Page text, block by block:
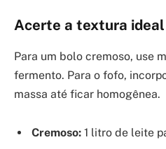
Acerte a textura ideal
Para um bolo cremoso, use
fermento. Para o fofo,
massa até ficar homogênea.
Cremoso: 1 litro de leite